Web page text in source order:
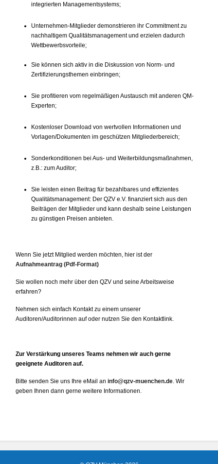
integrierten Managementsystems;
Unternehmen-Mitglieder demonstrieren ihr Commitment zu
nachhaltigem Qualitätsmanagement und erzielen dadurch
Wettbewerbsvorteile;
Sie können sich aktiv in die Diskussion von Norm- und
Zertifizierungsthemen einbringen;
Sie profitieren vom regelmäßigen Austausch mit anderen QM-
Experten;
Kostenloser Download von wertvollen Informationen und
Vorlagen/Dokumenten im geschützen Mitgliederbereich;
Sonderkonditionen bei Aus- und Weiterbildungsmaßnahmen,
z.B.: zum Auditor;
Sie leisten einen Beitrag für bezahlbares und effizientes
Qualitätsmanagement: Der QZV e.V. finanziert sich aus den
Beiträgen der Mitglieder und kann deshalb seine Leistungen
zu günstigen Preisen anbieten.
Wenn Sie jetzt Mitglied werden möchten, hier ist der
Aufnahmeantrag (Pdf-Format)
Sie wollen noch mehr über den QZV und seine Arbeitsweise
erfahren?
Nehmen sich einfach Kontakt zu einem unserer
Auditoren/Auditorinnen auf oder nutzen Sie den Kontaktlink.
Zur Verstärkung unseres Teams nehmen wir auch gerne
geeignete Auditoren auf.
Bitte senden Sie uns Ihre eMail an info@qzv-muenchen.de . Wir
geben Ihnen dann gerne weitere Informationen.